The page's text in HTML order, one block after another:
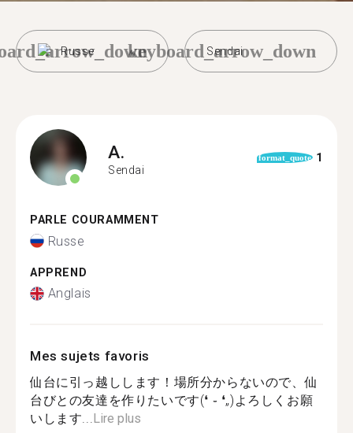
Russe Sendai
keyboard_arrow_down
A.
Sendai
format_quote 1
PARLE COURAMMENT
Russe
APPREND
Anglais
Mes sujets favoris
仙台に引っ越しします！場所分からないので、仙
台びとの友達を作りたいです(❛ ֊ ❛„)よろしくお願
いします...Lire plus